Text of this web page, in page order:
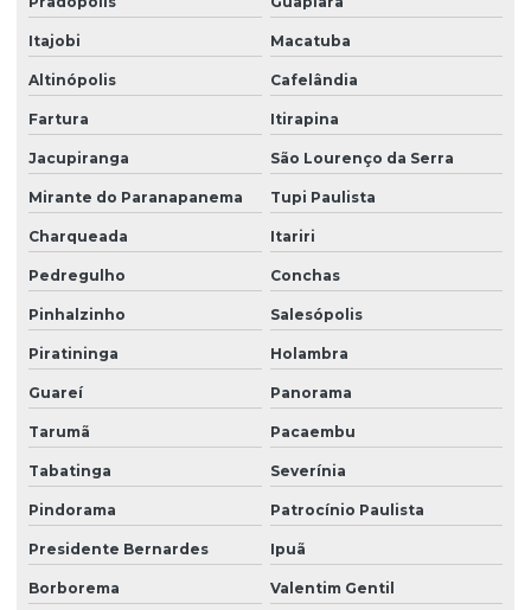
Itajobi Macatuba
Altinópolis Cafelândia
Fartura Itirapina
Jacupiranga São Lourenço da Serra
Mirante do Paranapanema Tupi Paulista
Charqueada Itariri
Pedregulho Conchas
Pinhalzinho Salesópolis
Piratininga Holambra
Guareí Panorama
Tarumã Pacaembu
Tabatinga Severínia
Pindorama Patrocínio Paulista
Presidente Bernardes Ipuã
Borborema Valentim Gentil